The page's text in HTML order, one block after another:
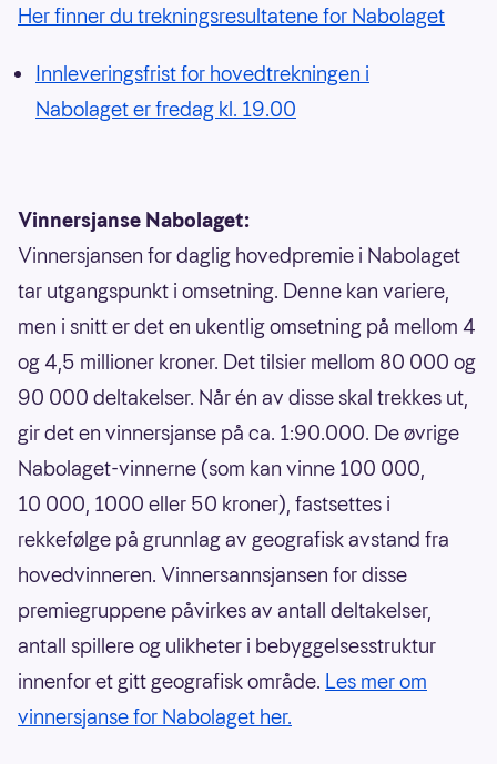
Her finner du trekningsresultatene for Nabolaget
Innleveringsfrist for hovedtrekningen i
Nabolaget er fredag kl. 19.00
Vinnersjanse Nabolaget:
Vinnersjansen for daglig hovedpremie i Nabolaget
tar utgangspunkt i omsetning. Denne kan variere,
men i snitt er det en ukentlig omsetning på mellom 4
og 4,5 millioner kroner. Det tilsier mellom 80 000 og
90 000 deltakelser. Når én av disse skal trekkes ut,
gir det en vinnersjanse på ca. 1:90.000. De øvrige
Nabolaget-vinnerne (som kan vinne 100 000,
10 000, 1000 eller 50 kroner), fastsettes i
rekkefølge på grunnlag av geografisk avstand fra
hovedvinneren. Vinnersannsjansen for disse
premiegruppene påvirkes av antall deltakelser,
antall spillere og ulikheter i bebyggelsesstruktur
innenfor et gitt geografisk område. Les mer om
vinnersjanse for Nabolaget her.